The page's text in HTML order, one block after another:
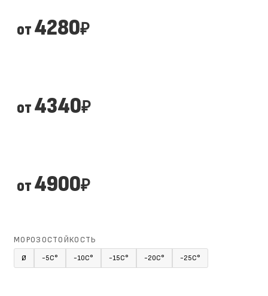
от4280₽
от4340₽
от4900₽
МОРОЗОСТОЙКОСТЬ
Ø -5С° -10С° -15С° -20С° -25С°